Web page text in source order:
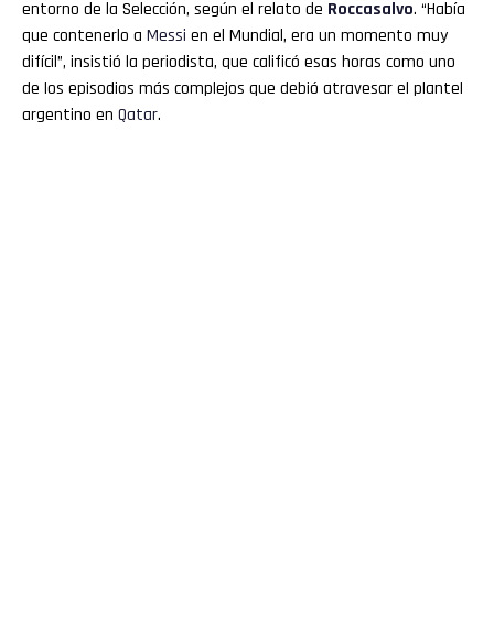
entorno de la Selección, según el relato de Roccasalvo. “Había
que contenerlo a Messi en el Mundial, era un momento muy
difícil”, insistió la periodista, que calificó esas horas como uno
de los episodios más complejos que debió atravesar el plantel
argentino en Qatar.